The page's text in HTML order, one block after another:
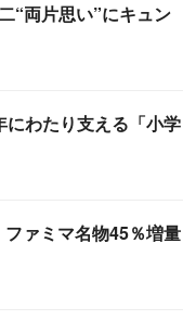
“両片思い”にキュン
にわたり支える「小学
ァミマ名物45％増量